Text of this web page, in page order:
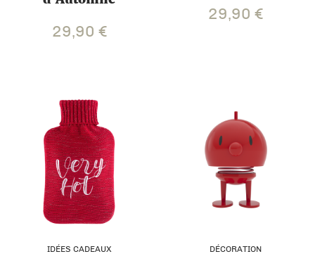
29,90 €
29,90€
IDÉES CADEAUX DÉCORATION